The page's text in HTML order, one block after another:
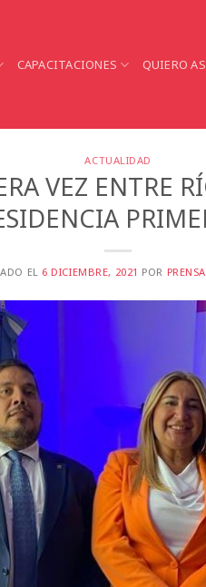
CAPACITACIONES QUIERO
ACTUALIDAD
VEZ ENTRE
EL 6 DICIEMBRE, 2021 POR